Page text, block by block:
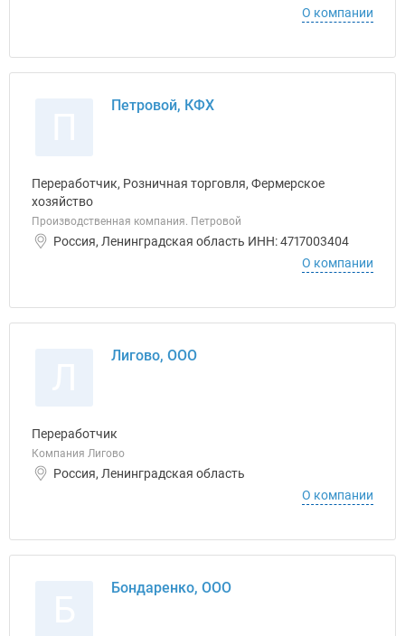
О компании
Петровой, КФХ
Переработчик, Розничная торговля, Фермерское
хозяйство
Производственная компания. Петровой
Россия, Ленинградская область ИНН: 4717003404
О компании
Лигово, ООО
Переработчик
Компания Лигово
Россия, Ленинградская область
О компании
Бондаренко, ООО